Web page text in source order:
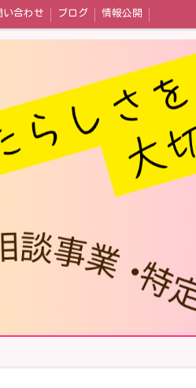
い合わせ ブログ 情報公開